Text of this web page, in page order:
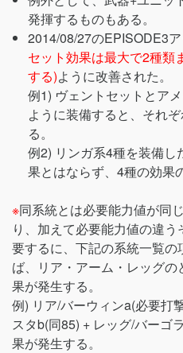
発揮するものもある。
2014/08/27のEPISODE3ア
セット効果は最大で2種類
する)ように改善された。
例1) ヴェントセットとア
ように装備すると、それ
る。
例2) リンガ系4種を装備
果とはならず、4種の効果
※同系統とは必要能力値が同
り、加えて必要能力値の違う
要するに、下記の系統一覧
ば、リア・アーム・レッグ
果が発生する。
例) リア/バーウィンa(必要打
スタb(同85) + レッグ/バーゴ
果が発生する。